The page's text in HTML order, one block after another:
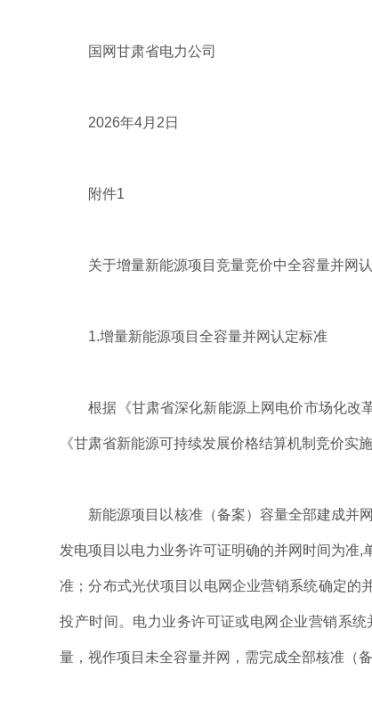
国网甘肃省电力公司
2026年4月2日
附件1
关于增量新能源项目竞量竞价中全容量并网
1.增量新能源项目全容量并网认定标准
根据《甘肃省深化新能源上网电价市场化改
《甘肃省新能源可持续发展价格结算机制竞价实
新能源项目以核准（备案）容量全部建成并
发电项目以电力业务许可证明确的并网时间为准
准；分布式光伏项目以电网企业营销系统确定的
投产时间。电力业务许可证或电网企业营销系
量，视作项目未全容量并网，需完成全部核准（